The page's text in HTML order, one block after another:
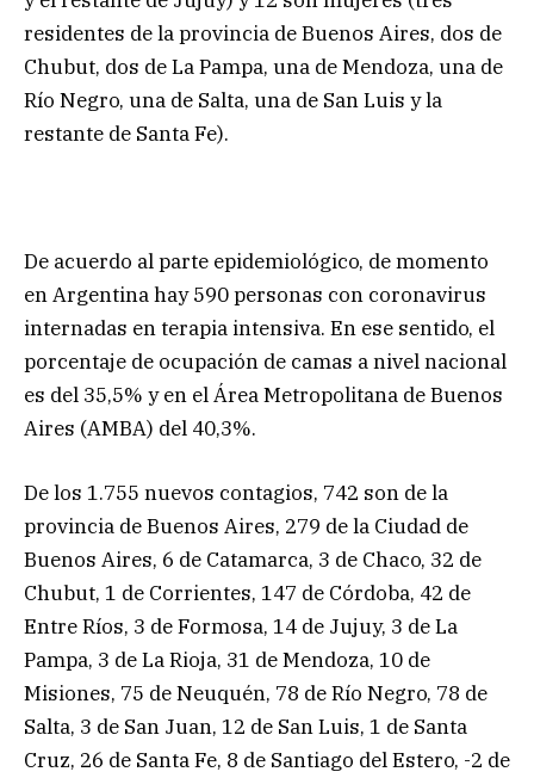
residentes de la provincia de Buenos Aires, dos de
Chubut, dos de La Pampa, una de Mendoza, una de
Río Negro, una de Salta, una de San Luis y la
restante de Santa Fe).
De acuerdo al parte epidemiológico, de momento
en Argentina hay 590 personas con coronavirus
internadas en terapia intensiva. En ese sentido, el
porcentaje de ocupación de camas a nivel nacional
es del 35,5% y en el Área Metropolitana de Buenos
Aires (AMBA) del 40,3%.
De los 1.755 nuevos contagios, 742 son de la
provincia de Buenos Aires, 279 de la Ciudad de
Buenos Aires, 6 de Catamarca, 3 de Chaco, 32 de
Chubut, 1 de Corrientes, 147 de Córdoba, 42 de
Entre Ríos, 3 de Formosa, 14 de Jujuy, 3 de La
Pampa, 3 de La Rioja, 31 de Mendoza, 10 de
Misiones, 75 de Neuquén, 78 de Río Negro, 78 de
Salta, 3 de San Juan, 12 de San Luis, 1 de Santa
Cruz, 26 de Santa Fe, 8 de Santiago del Estero, -2 de